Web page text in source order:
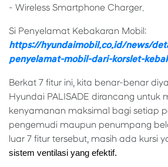
- Wireless Smartphone Charger.
Si Penyelamat Kebakaran Mobil:
https://hyundaimobil.co.id/news/
penyelamat-mobil-dari-korslet-
Berkat 7 fitur ini, kita benar-benar
Hyundai PALISADE dirancang untuk
kenyamanan maksimal bagi setiap
pengemudi maupun penumpang
luar 7 fitur tersebut, masih ada kursi
sistem ventilasi yang efektif.